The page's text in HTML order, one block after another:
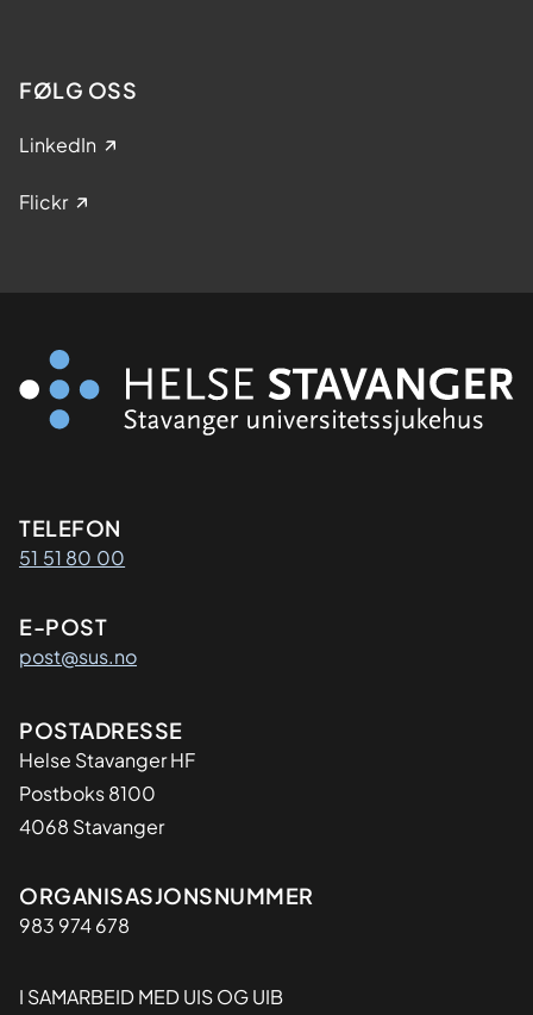
FØLG OSS
LinkedIn
Flickr
Kontaktinformasjon
TELEFON
51 51 80 00
E-POST
post@sus.no
Adresse
POSTADRESSE
Helse Stavanger HF
Postboks 8100
4068 Stavanger
Organisasjon
ORGANISASJONSNUMMER
983 974 678
I SAMARBEID MED UIS OG UIB